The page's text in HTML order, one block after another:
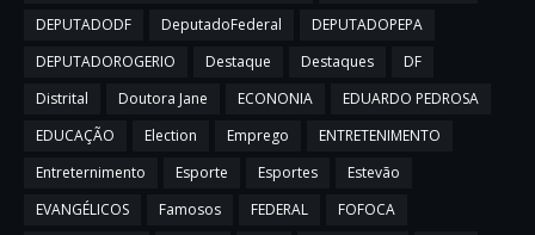
DEPUTADODF
DeputadoFederal
DEPUTADOPEPA
DEPUTADOROGERIO
Destaque Destaques
DF
Distrital
Doutora Jane ECONONIA
EDUARDO PEDROSA
EDUCAÇÃO
Election Emprego
ENTRETENIMENTO
Entreternimento
Esporte Esportes
Estevão
EVANGÉLICOS
Famosos FEDERAL
FOFOCA